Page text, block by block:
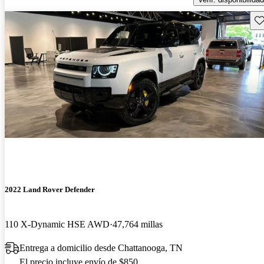
2022 Land Rover Defender
110 X-Dynamic HSE AWD 47,764 millas
Entrega a domicilio desde Chattanooga, TN